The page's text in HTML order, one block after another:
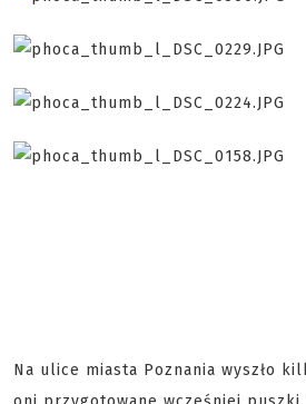
Na ulice miasta Poznania wyszło